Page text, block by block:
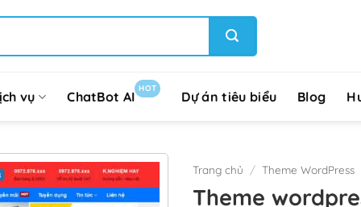
vụ ChatBot AI
HOT
Dự án tiêu biểu Blog
Trang chủ / Theme WordPress
Theme